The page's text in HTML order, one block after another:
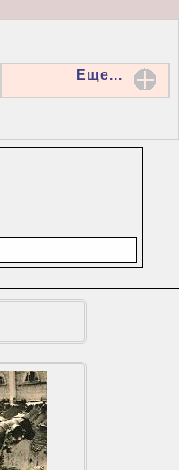
Еще...